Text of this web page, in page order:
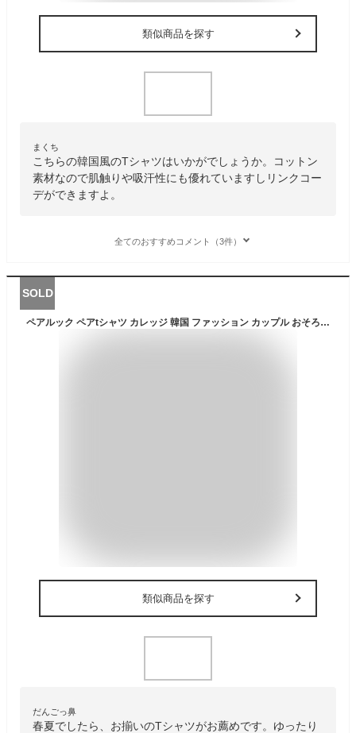
類似商品を探す
まくち
こちらの韓国風のTシャツはいかがでしょうか。コットン
素材なので肌触りや吸汗性にも優れていますしリンクコー
デができますよ。
全てのおすすめコメント（3件）
SOLD
ペアルック ペアtシャツ カレッジ 韓国 ファッション カップル おそろい リンクコーデ 綿100％ コットン100％ ユニセックス メンズ レディース 彼氏 彼女 半袖 プレゼント オルチャンファッション 韓国服 春 夏 ジェンダーレス
類似商品を探す
だんごっ鼻
春夏でしたら、お揃いのTシャツがお薦めです。ゆったり